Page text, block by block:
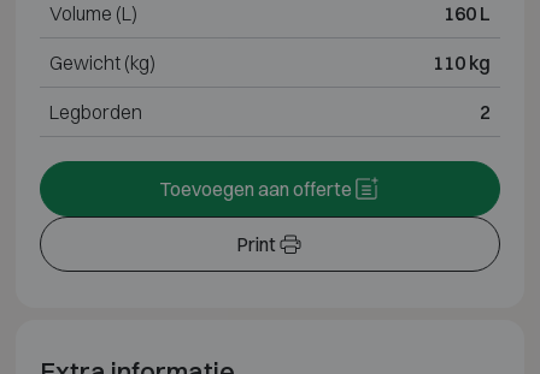
Volume (L) 160 L
Gewicht (kg) 110 kg
Legborden 2
Print
Toevoegen aan offerte